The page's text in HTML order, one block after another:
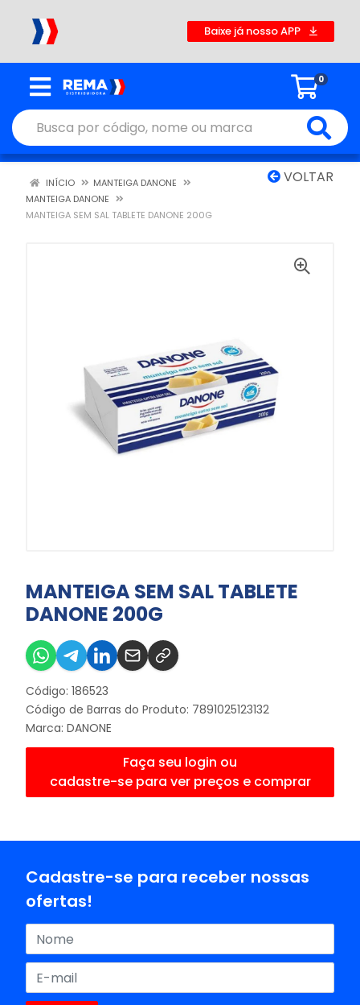
Baixe já nosso APP
0
VOLTAR
INÍCIO
MANTEIGA DANONE
MANTEIGA DANONE
MANTEIGA SEM SAL TABLETE DANONE 200G
MANTEIGA SEM SAL TABLETE
DANONE 200G
Código: 186523
Código de Barras do Produto: 7891025123132
Marca: DANONE
Faça seu login ou
cadastre-se para ver preços e comprar
Cadastre-se para receber nossas
ofertas!